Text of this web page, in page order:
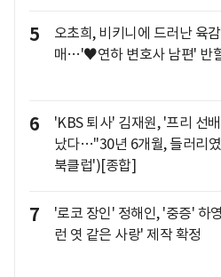
5
오초희, 비키니에 드러난 육
매…'♥연하 변호사 남편' 반
6
'KBS 퇴사' 김재원, '프리 선
났다…"30년 6개월, 들러리
북클럽')[종합]
7
'로코 장인' 정해인, '중증' 하
런 엿 같은 사랑' 제작 확정